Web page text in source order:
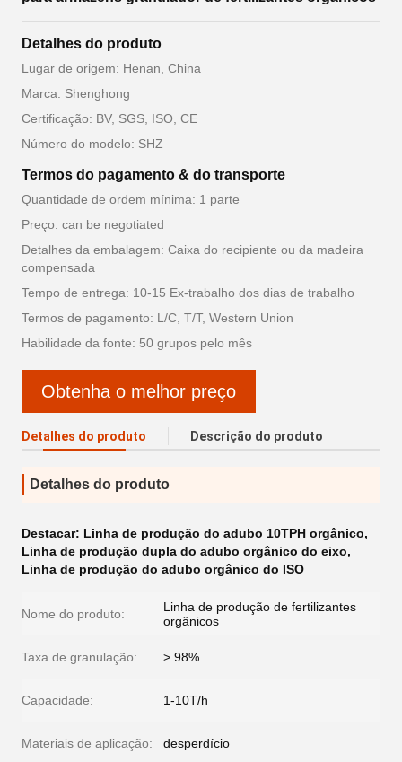
Detalhes do produto
Lugar de origem: Henan, China
Marca: Shenghong
Certificação: BV, SGS, ISO, CE
Número do modelo: SHZ
Termos do pagamento & do transporte
Quantidade de ordem mínima: 1 parte
Preço: can be negotiated
Detalhes da embalagem: Caixa do recipiente ou da madeira
compensada
Tempo de entrega: 10-15 Ex-trabalho dos dias de trabalho
Termos de pagamento: L/C, T/T, Western Union
Habilidade da fonte: 50 grupos pelo mês
Obtenha o melhor preço
Detalhes do produto Descrição do produto
Detalhes do produto
Destacar: Linha de produção do adubo 10TPH orgânico,
Linha de produção dupla do adubo orgânico do eixo,
Linha de produção do adubo orgânico do ISO
Nome do produto:
Linha de produção de fertilizantes
orgânicos
Taxa de granulação: > 98%
Capacidade: 1-10T/h
Materiais de aplicação: desperdício